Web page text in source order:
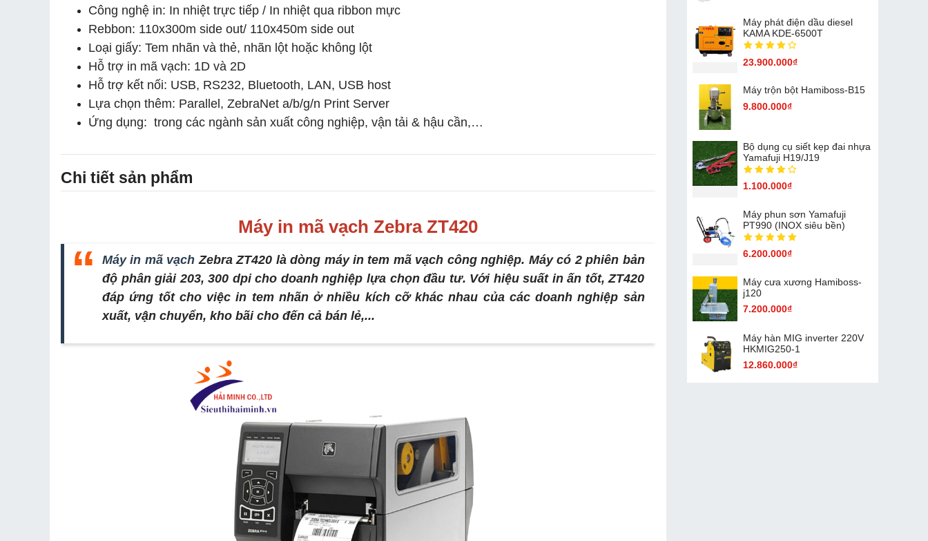
Công nghệ in: In nhiệt trực tiếp / In nhiệt qua ribbon mực
Rebbon: 110x300m side out/ 110x450m side out
Loại giấy: Tem nhãn và thẻ, nhãn lột hoặc không lột
Hỗ trợ in mã vạch: 1D và 2D
Hỗ trợ kết nối: USB, RS232, Bluetooth, LAN, USB host
Lựa chọn thêm: Parallel, ZebraNet a/b/g/n Print Server
Ứng dụng: trong các ngành sản xuất công nghiệp, vận tải & hậu cần,…
Chi tiết sản phẩm
Máy in mã vạch Zebra ZT420
Máy in mã vạch Zebra ZT420 là dòng máy in tem mã vạch công nghiệp. Máy có 2 phiên bản
độ phân giải 203, 300 dpi cho doanh nghiệp lựa chọn đầu tư. Với hiệu suất in ấn tốt, ZT420
đáp ứng tốt cho việc in tem nhãn ở nhiều kích cỡ khác nhau của các doanh nghiệp sản
xuất, vận chuyển, kho bãi cho đến cả bán lẻ,...
Máy phát điện dầu diesel
KAMA KDE-6500T
23.900.000₫
Máy trộn bột Hamiboss-B15
9.800.000₫
Bộ dụng cụ siết kẹp đai nhựa
Yamafuji H19/J19
1.100.000₫
Máy phun sơn Yamafuji
PT990 (INOX siêu bền)
6.200.000₫
Máy cưa xương Hamiboss-
j120
7.200.000₫
Máy hàn MIG inverter 220V
HKMIG250-1
12.860.000₫